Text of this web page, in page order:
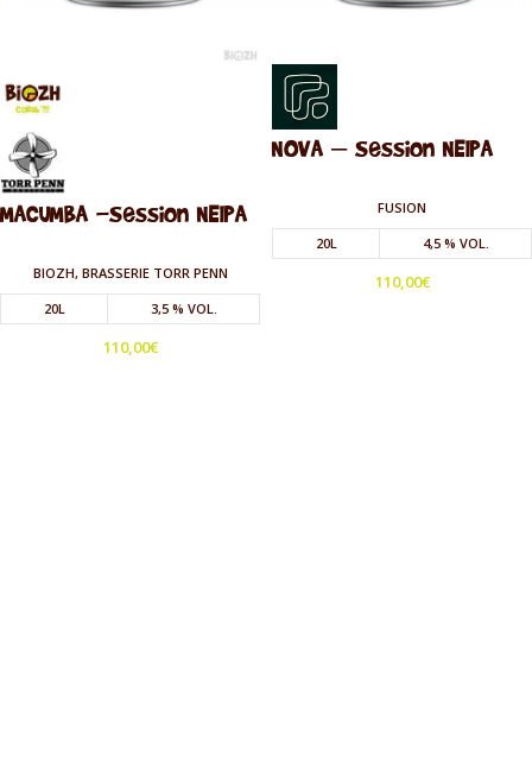
MACUMBA -Session NEIPA
BIOZH, BRASSERIE TORR PENN
20L
3,5 % VOL.
110,00€
NOVA – Session NEIPA
FUSION
20L
4,5 % VOL.
110,00€